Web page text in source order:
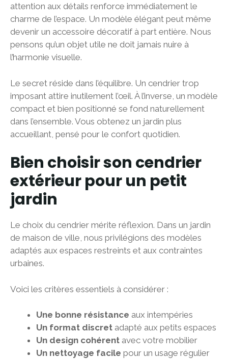
attention aux détails renforce immédiatement le
charme de l’espace. Un modèle élégant peut même
devenir un accessoire décoratif à part entière. Nous
pensons qu’un objet utile ne doit jamais nuire à
l’harmonie visuelle.
Le secret réside dans l’équilibre. Un cendrier trop
imposant attire inutilement l’œil. À l’inverse, un modèle
compact et bien positionné se fond naturellement
dans l’ensemble. Vous obtenez un jardin plus
accueillant, pensé pour le confort quotidien.
Bien choisir son cendrier
extérieur pour un petit
jardin
Le choix du cendrier mérite réflexion. Dans un jardin
de maison de ville, nous privilégions des modèles
adaptés aux espaces restreints et aux contraintes
urbaines.
Voici les critères essentiels à considérer :
Une bonne résistance aux intempéries
Un format discret adapté aux petits espaces
Un design cohérent avec votre mobilier
Un nettoyage facile pour un usage régulier